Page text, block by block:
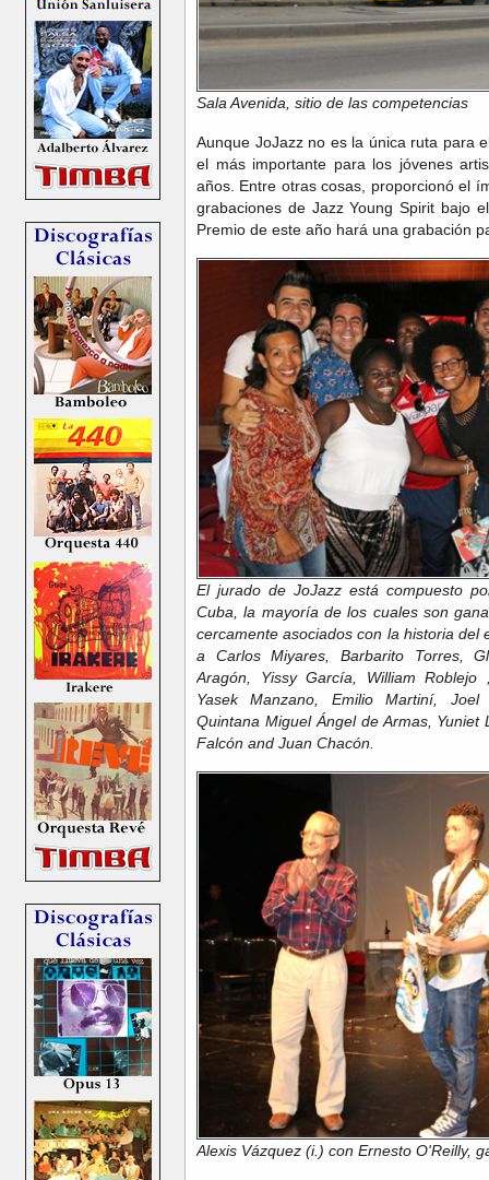
Sala Avenida, sitio de las competencias
Aunque JoJazz no es la única ruta para
el más importante para los jóvenes
años. Entre otras cosas, proporcionó el
grabaciones de Jazz Young Spirit bajo
Premio de este año hará una grabación
El jurado de JoJazz está compuesto
Cuba, la mayoría de los cuales son
cercamente asociados con la historia del
a Carlos Miyares, Barbarito Torres,
Aragón, Yissy García, William
Yasek Manzano, Emilio Martiní,
Quintana Miguel Ángel de Armas, Yuniet
Falcón and Juan Chacón.
Alexis Vázquez (i.) con Ernesto O'Reilly,